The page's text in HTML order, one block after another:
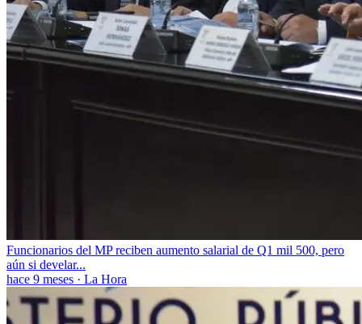
Funcionarios del MP reciben aumento salarial de Q1 mil 500, pero
aún si develar...
hace 9 meses · La Hora